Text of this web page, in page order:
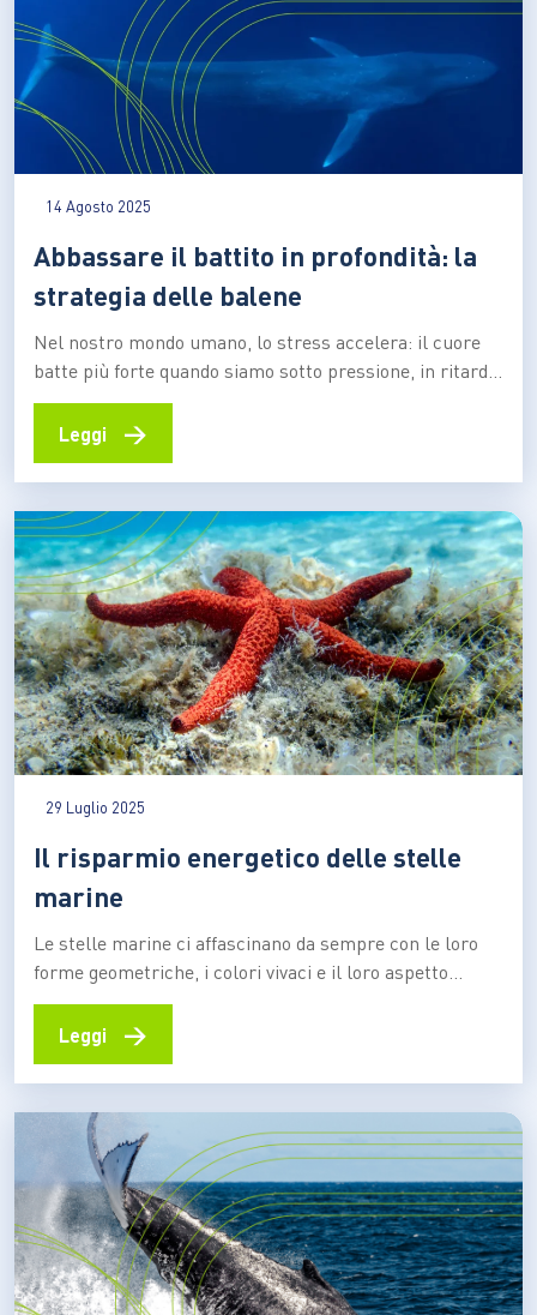
14 Agosto 2025
Abbassare il battito in profondità: la
strategia delle balene
Nel nostro mondo umano, lo stress accelera: il cuore
batte più forte quando siamo sotto pressione, in ritardo,
sovrastimolati. Ma nelle profondità dell’oceano, accade
l’opposto: la balena, immersa nel buio e nella pressione
l’energia. È una risposta fisiologica tanto elegante
quanto essenziale,…
Leggi →
29 Luglio 2025
Il risparmio energetico delle stelle
marine
Le stelle marine ci affascinano da sempre con le loro
forme geometriche, i colori vivaci e il loro aspetto
apparentemente statico. Eppure, sotto la superficie
calma del loro corpo, si nasconde un sistema di
meccanismo idropropulsore, unico nel regno animale,
che consente a questi animali di…
Leggi →